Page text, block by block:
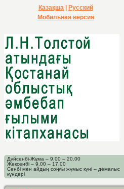
Қазақша
Русский
Мобильная версия
Дүйсенбі-Жұма – 9.00 – 20.00
Жексенбі – 9.00 – 17.00
Сенбі мен айдың соңғы жұмыс күні – демалыс
күндері